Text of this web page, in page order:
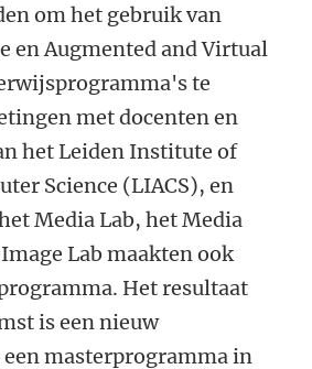
om het gebruik van
en Augmented and Virtual
te
met docenten en
het Leiden Institute of
Science (LIACS), en
Media Lab, het Media
Lab maakten ook
Het resultaat
is een nieuw
masterprogramma in